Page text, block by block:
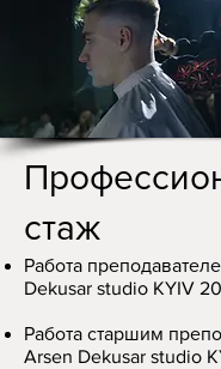
стаж
Работа
Dekusar studio KYIV
Работа старшим
Arsen Dekusar studio